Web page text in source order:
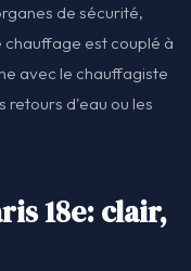
de sécurité,
chauffage est couplé à
avec le chauffagiste
retours d'eau ou les
18e: clair,